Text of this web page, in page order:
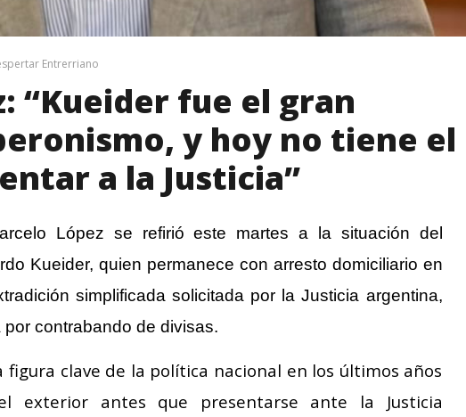
Entrerriano
“Kueider fue el gran
y hoy no tiene el
a la Justicia”
López se refirió este martes a la situación del
Kueider, quien permanece con arresto domiciliario en
simplificada solicitada por la Justicia argentina,
contrabando de divisas.
figura clave de la política nacional en los últimos años
exterior antes que presentarse ante la Justicia